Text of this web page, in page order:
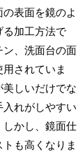
表面を鏡のよ
る加工方法で
、洗面台の面
されていま
しいだけでな
入れがしやすい
しかし、鏡面仕
も高くなりま